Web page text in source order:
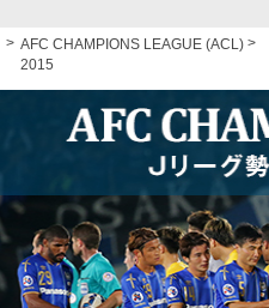
Ｊリーグ TOP
AFC CHAMPIONS LEAGUE (ACL)
2015